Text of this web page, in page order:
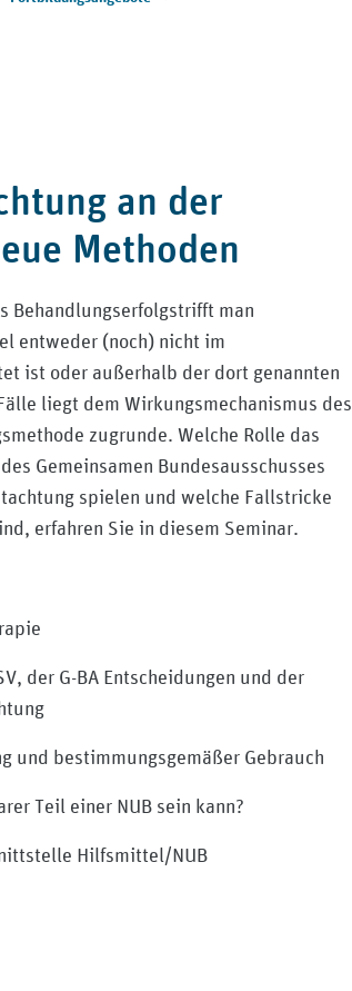
an der
Methoden
Behandlungserfolgstrifft man
entweder (noch) nicht im
ist oder außerhalb der dort genannten
liegt dem Wirkungsmechanismus des
zugrunde. Welche Rolle das
Gemeinsamen Bundesausschusses
spielen und welche Fallstricke
erfahren Sie in diesem Seminar.
der G-BA Entscheidungen und der
und bestimmungsgemäßer Gebrauch
Teil einer NUB sein kann?
Hilfsmittel/NUB